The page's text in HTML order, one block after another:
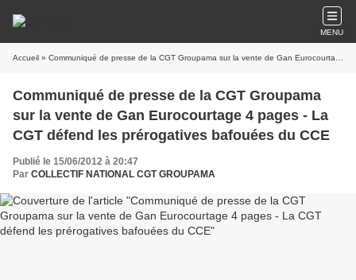
MENU
Accueil » Communiqué de presse de la CGT Groupama sur la vente de Gan Eurocourtage 4 pages - La CGT défend les prérogatives bafouées du CCE
Communiqué de presse de la CGT Groupama
sur la vente de Gan Eurocourtage 4 pages - La
CGT défend les prérogatives bafouées du CCE
Publié le 15/06/2012 à 20:47
Par COLLECTIF NATIONAL CGT GROUPAMA